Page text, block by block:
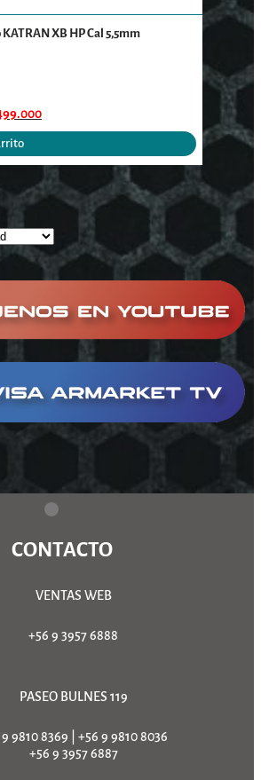
XB HP Cal 5,5mm
CONTACTO
VENTAS WEB
+56 9 3957 6888
PASEO BULNES 119
9810 8369
+56 9 9810 8036
+56 9 3957 6887